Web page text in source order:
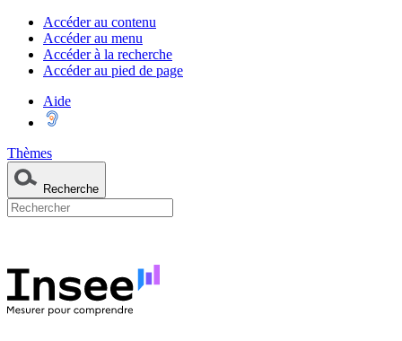
Accéder au contenu
Accéder au menu
Accéder à la recherche
Accéder au pied de page
Aide
Thèmes
Recherche